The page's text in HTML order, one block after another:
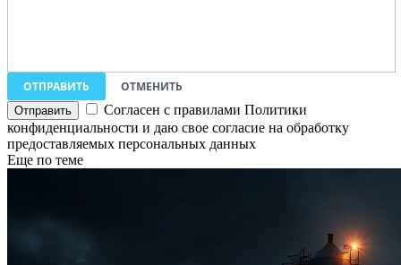
ОТПРАВИТЬ
ОТМЕНИТЬ
Согласен с правилами Политики
конфиденциальности и даю свое согласие на обработку
предоставляемых персональных данных
Еще по теме